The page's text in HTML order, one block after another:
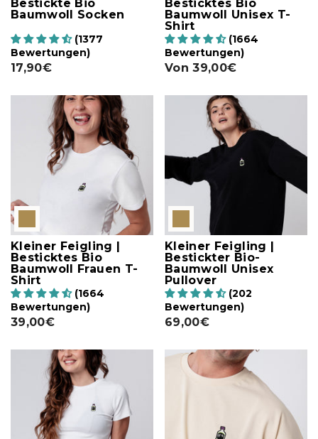
Bestickte Bio
Baumwoll Socken
(1377
Bewertungen)
17,90€
Besticktes Bio
Baumwoll Unisex T-
Shirt
(1664
Bewertungen)
Von 39,00€
Kleiner Feigling |
Besticktes Bio
Baumwoll Frauen T-
Shirt
(1664
Bewertungen)
39,00€
Kleiner Feigling |
Bestickter Bio-
Baumwoll Unisex
Pullover
(202
Bewertungen)
69,00€